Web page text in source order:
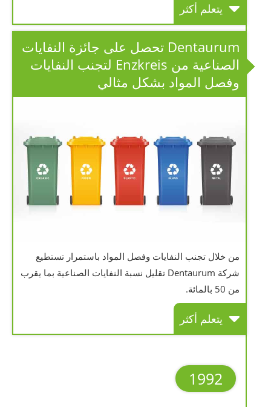
يتعلم أكثر
Dentaurum تحصل على جائزة النفايات
الصناعية من Enzkreis لتجنب النفايات
وفصل المواد بشكل مثالي
من خلال تجنب النفايات وفصل المواد باستمرار تستطيع
شركة Dentaurum تقليل نسبة النفايات الصناعية بما يقرب
من 50 بالمائة.
يتعلم أكثر
1992